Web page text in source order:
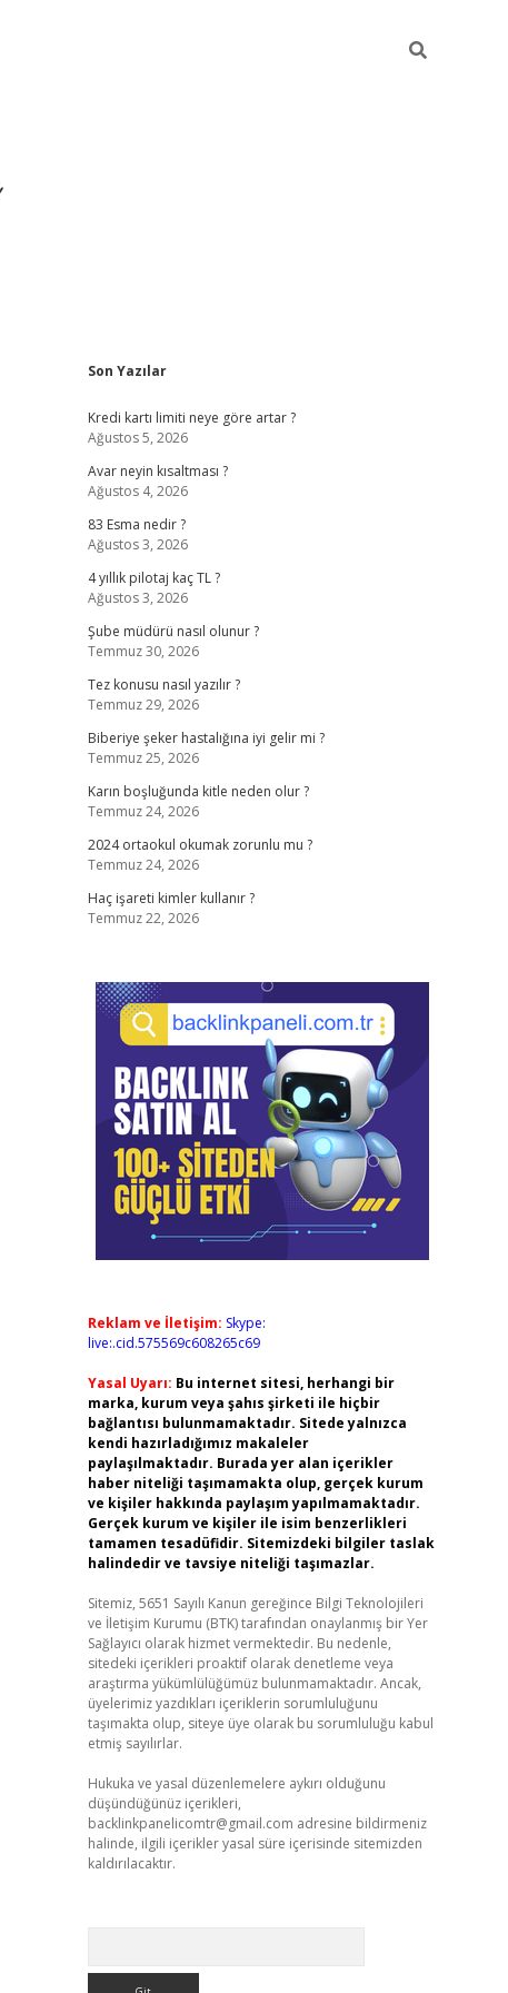
Sidebar
Son Yazılar
Kredi kartı limiti neye göre artar ?
Ağustos 5, 2026
Avar neyin kısaltması ?
Ağustos 4, 2026
83 Esma nedir ?
Ağustos 3, 2026
4 yıllık pilotaj kaç TL ?
Ağustos 3, 2026
Şube müdürü nasıl olunur ?
Temmuz 30, 2026
Tez konusu nasıl yazılır ?
Temmuz 29, 2026
Biberiye şeker hastalığına iyi gelir mi ?
Temmuz 25, 2026
Karın boşluğunda kitle neden olur ?
Temmuz 24, 2026
2024 ortaokul okumak zorunlu mu ?
Temmuz 24, 2026
Haç işareti kimler kullanır ?
Temmuz 22, 2026
Reklam ve İletişim: Skype:
live:.cid.575569c608265c69
Yasal Uyarı: Bu internet sitesi, herhangi bir
marka, kurum veya şahıs şirketi ile hiçbir
bağlantısı bulunmamaktadır. Sitede yalnızca
kendi hazırladığımız makaleler
paylaşılmaktadır. Burada yer alan içerikler
haber niteliği taşımamakta olup, gerçek kurum
ve kişiler hakkında paylaşım yapılmamaktadır.
Gerçek kurum ve kişiler ile isim benzerlikleri
tamamen tesadüfidir. Sitemizdeki bilgiler taslak
halindedir ve tavsiye niteliği taşımazlar.
Sitemiz, 5651 Sayılı Kanun gereğince Bilgi Teknolojileri
ve İletişim Kurumu (BTK) tarafından onaylanmış bir Yer
Sağlayıcı olarak hizmet vermektedir. Bu nedenle,
sitedeki içerikleri proaktif olarak denetleme veya
araştırma yükümlülüğümüz bulunmamaktadır. Ancak,
üyelerimiz yazdıkları içeriklerin sorumluluğunu
taşımakta olup, siteye üye olarak bu sorumluluğu kabul
etmiş sayılırlar.
Hukuka ve yasal düzenlemelere aykırı olduğunu
düşündüğünüz içerikleri,
backlinkpanelicomtr@gmail.com adresine bildirmeniz
halinde, ilgili içerikler yasal süre içerisinde sitemizden
kaldırılacaktır.